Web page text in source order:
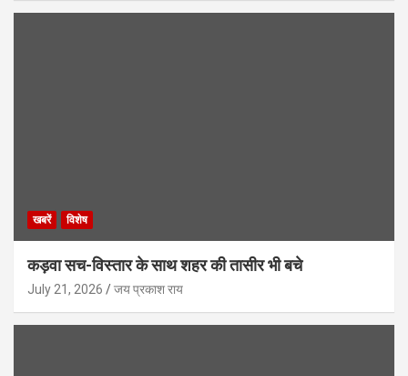
खबरें विशेष
कड़वा सच-विस्तार के साथ शहर की तासीर भी बचे
July 21, 2026 जय प्रकाश राय